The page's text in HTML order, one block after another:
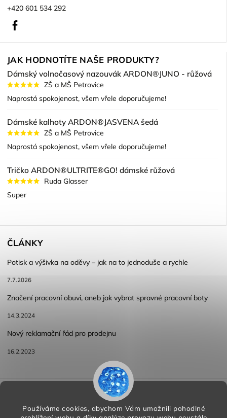
Používáme cookies, abychom Vám umožnili pohodlné
+420 601 534 292
JAK HODNOTÍTE NAŠE PRODUKTY?
Dámský volnočasový nazouvák ARDON®JUNO - růžová
ZŠ a MŠ Petrovice
Naprostá spokojenost, všem vřele doporučujeme!
Dámské kalhoty ARDON®JASVENA šedá
ZŠ a MŠ Petrovice
Naprostá spokojenost, všem vřele doporučujeme!
Tričko ARDON®ULTRITE®GO! dámské růžová
Ruda Glasser
Super
ČLÁNKY
Potisk a výšivka na oděvy – jak na to jednoduše a rychle
7.7.2026
Značení pracovní obuvi, aneb jak vybrat spravné pracovní boty
14.3.2024
Nový reklamační řád pro prodejnu
16.2.2023
Reklamace a vracení zboží
Podmínky ochrany osobních údajů